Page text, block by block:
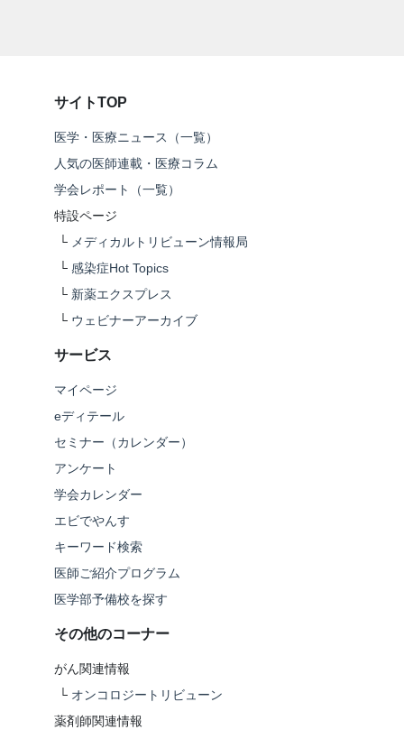
サイトTOP
医学・医療ニュース（一覧）
人気の医師連載・医療コラム
学会レポート（一覧）
特設ページ
└ メディカルトリビューン情報局
└ 感染症Hot Topics
└ 新薬エクスプレス
└ ウェビナーアーカイブ
サービス
マイページ
eディテール
セミナー（カレンダー）
アンケート
学会カレンダー
エビでやんす
キーワード検索
医師ご紹介プログラム
医学部予備校を探す
その他のコーナー
がん関連情報
└ オンコロジートリビューン
薬剤師関連情報